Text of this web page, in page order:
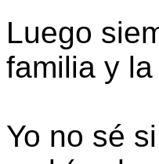
Luego
familia y
Yo no sé